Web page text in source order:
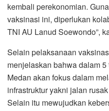
kembali perekonomian.
vaksinasi ini, diperlukan
TNI AU Lanud Soewondo”,
Selain pelaksanaan
menjelaskan bahwa dalam
Medan akan fokus dalam
infrastruktur yakni jalan
Selain itu mewujudkan